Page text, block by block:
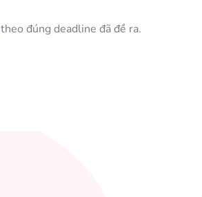
theo đúng deadline đã đề ra.